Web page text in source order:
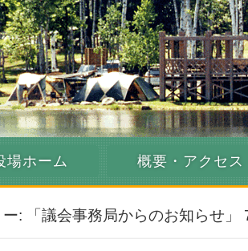
場ホーム 概要・アクセス
: 「議会事務局からのお知らせ」